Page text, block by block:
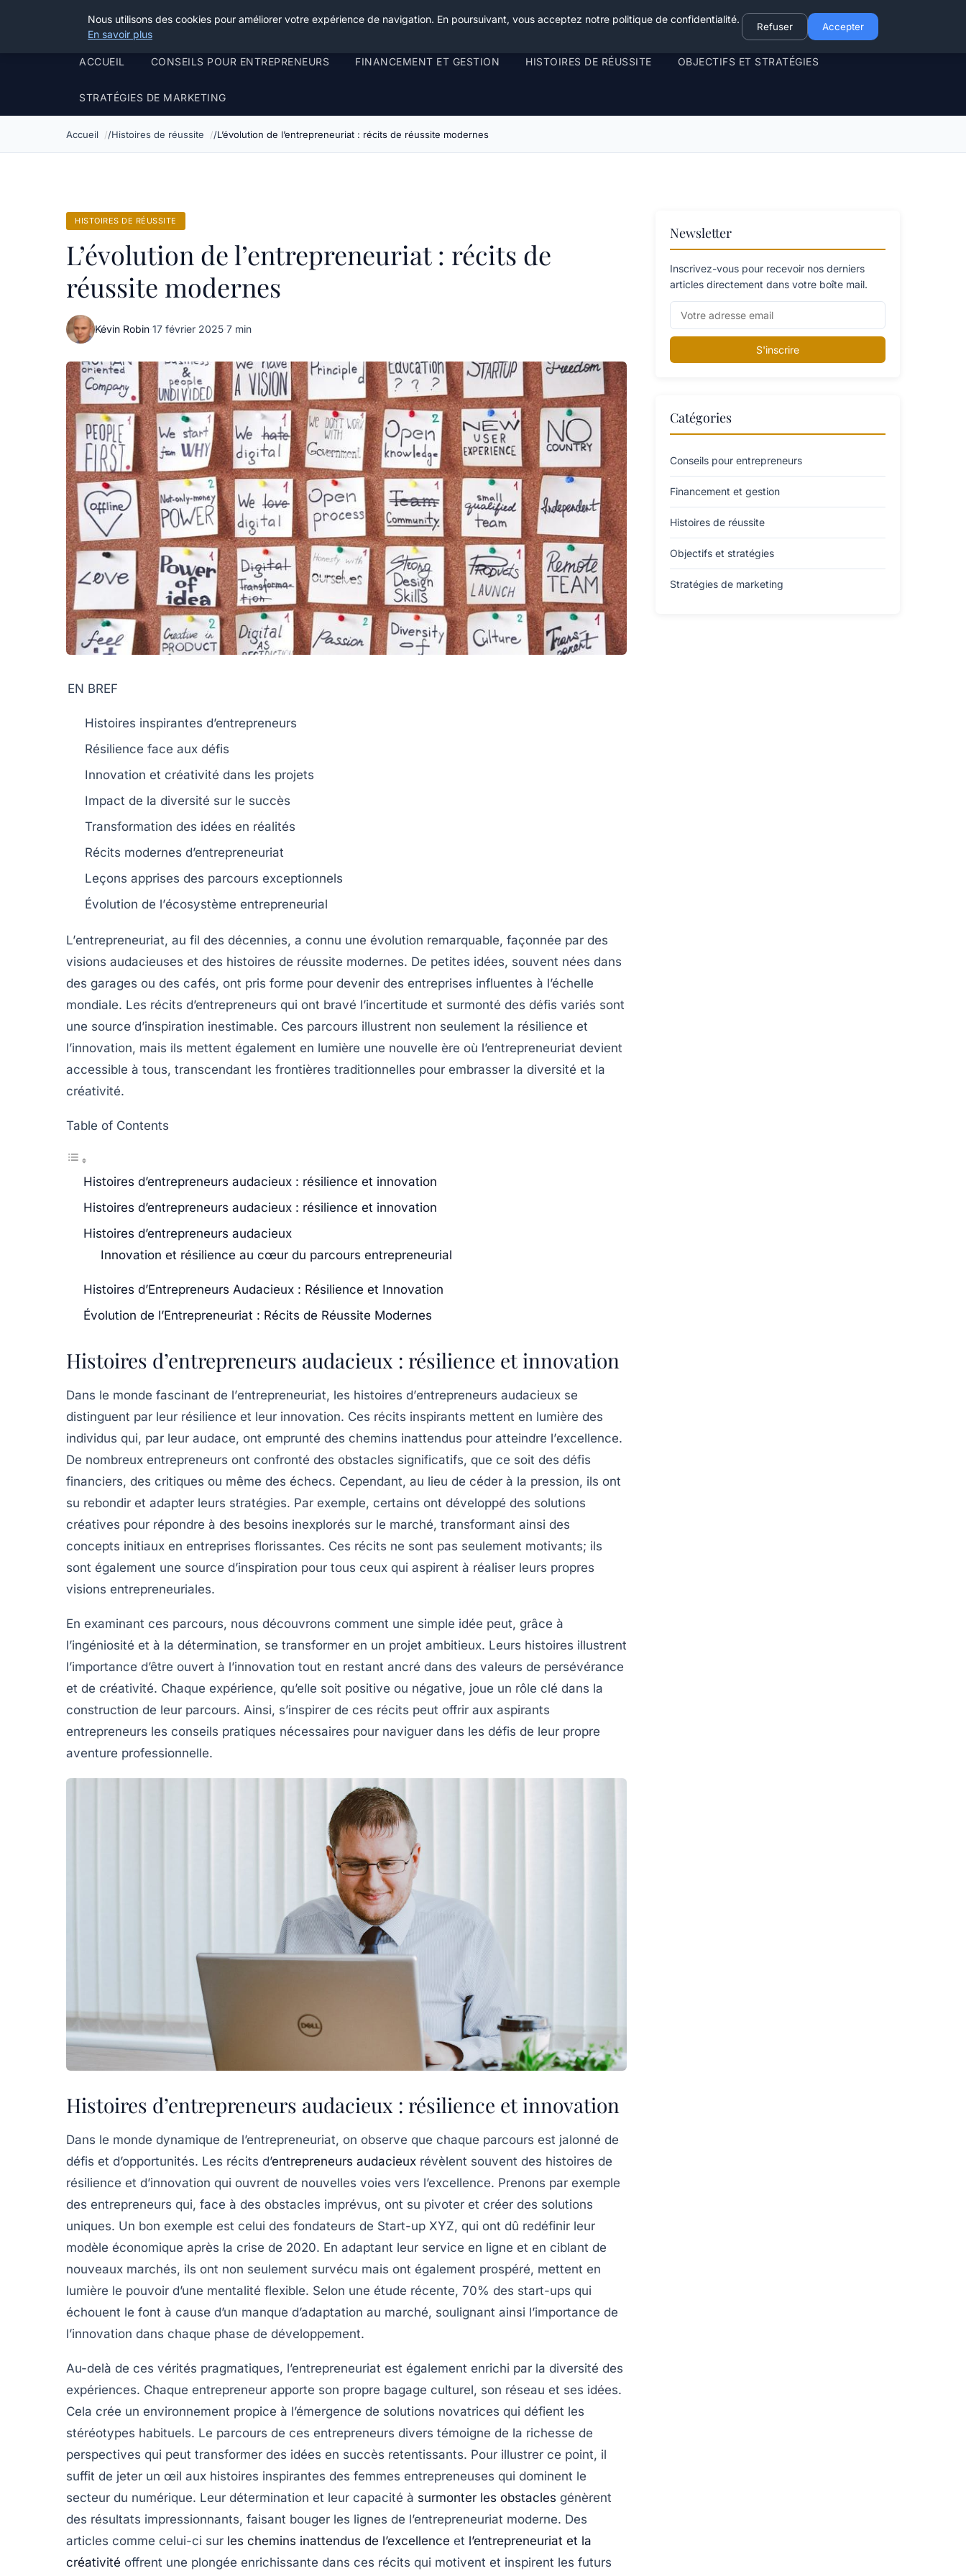
Henry Panky
ACCUEIL CONSEILS POUR ENTREPRENEURS FINANCEMENT ET GESTION HISTOIRES DE RÉUSSITE OBJECTIFS ET STRATÉGIES
STRATÉGIES DE MARKETING
Accueil Histoires de réussite L’évolution de l’entrepreneuriat : récits de réussite modernes
HISTOIRES DE RÉUSSITE
L’évolution de l’entrepreneuriat : récits de
réussite modernes
Kévin Robin·17 février 2025·7 min
EN BREF
Histoires inspirantes d’entrepreneurs
Résilience face aux défis
Innovation et créativité dans les projets
Impact de la diversité sur le succès
Transformation des idées en réalités
Récits modernes d’entrepreneuriat
Leçons apprises des parcours exceptionnels
Évolution de l’écosystème entrepreneurial
L’entrepreneuriat, au fil des décennies, a connu une évolution remarquable, façonnée par des
visions audacieuses et des histoires de réussite modernes. De petites idées, souvent nées dans
des garages ou des cafés, ont pris forme pour devenir des entreprises influentes à l’échelle
mondiale. Les récits d’entrepreneurs qui ont bravé l’incertitude et surmonté des défis variés sont
une source d’inspiration inestimable. Ces parcours illustrent non seulement la résilience et
l’innovation, mais ils mettent également en lumière une nouvelle ère où l’entrepreneuriat devient
accessible à tous, transcendant les frontières traditionnelles pour embrasser la diversité et la
créativité.
Table of Contents
Histoires d’entrepreneurs audacieux : résilience et innovation
Histoires d’entrepreneurs audacieux : résilience et innovation
Histoires d’entrepreneurs audacieux
Innovation et résilience au cœur du parcours entrepreneurial
Histoires d’Entrepreneurs Audacieux : Résilience et Innovation
Évolution de l’Entrepreneuriat : Récits de Réussite Modernes
Histoires d’entrepreneurs audacieux : résilience et innovation
Dans le monde fascinant de l’entrepreneuriat, les histoires d’entrepreneurs audacieux se
distinguent par leur résilience et leur innovation. Ces récits inspirants mettent en lumière des
individus qui, par leur audace, ont emprunté des chemins inattendus pour atteindre l’excellence.
De nombreux entrepreneurs ont confronté des obstacles significatifs, que ce soit des défis
financiers, des critiques ou même des échecs. Cependant, au lieu de céder à la pression, ils ont
su rebondir et adapter leurs stratégies. Par exemple, certains ont développé des solutions
créatives pour répondre à des besoins inexplorés sur le marché, transformant ainsi des
concepts initiaux en entreprises florissantes. Ces récits ne sont pas seulement motivants; ils
sont également une source d’inspiration pour tous ceux qui aspirent à réaliser leurs propres
visions entrepreneuriales.
En examinant ces parcours, nous découvrons comment une simple idée peut, grâce à
l’ingéniosité et à la détermination, se transformer en un projet ambitieux. Leurs histoires illustrent
l’importance d’être ouvert à l’innovation tout en restant ancré dans des valeurs de persévérance
et de créativité. Chaque expérience, qu’elle soit positive ou négative, joue un rôle clé dans la
construction de leur parcours. Ainsi, s’inspirer de ces récits peut offrir aux aspirants
entrepreneurs les conseils pratiques nécessaires pour naviguer dans les défis de leur propre
aventure professionnelle.
Histoires d’entrepreneurs audacieux : résilience et innovation
Dans le monde dynamique de l’entrepreneuriat, on observe que chaque parcours est jalonné de
défis et d’opportunités. Les récits d’entrepreneurs audacieux révèlent souvent des histoires de
résilience et d’innovation qui ouvrent de nouvelles voies vers l’excellence. Prenons par exemple
des entrepreneurs qui, face à des obstacles imprévus, ont su pivoter et créer des solutions
uniques. Un bon exemple est celui des fondateurs de Start-up XYZ, qui ont dû redéfinir leur
modèle économique après la crise de 2020. En adaptant leur service en ligne et en ciblant de
nouveaux marchés, ils ont non seulement survécu mais ont également prospéré, mettent en
lumière le pouvoir d’une mentalité flexible. Selon une étude récente, 70% des start-ups qui
échouent le font à cause d’un manque d’adaptation au marché, soulignant ainsi l’importance de
l’innovation dans chaque phase de développement.
Au-delà de ces vérités pragmatiques, l’entrepreneuriat est également enrichi par la diversité des
expériences. Chaque entrepreneur apporte son propre bagage culturel, son réseau et ses idées.
Cela crée un environnement propice à l’émergence de solutions novatrices qui défient les
stéréotypes habituels. Le parcours de ces entrepreneurs divers témoigne de la richesse de
perspectives qui peut transformer des idées en succès retentissants. Pour illustrer ce point, il
suffit de jeter un œil aux histoires inspirantes des femmes entrepreneuses qui dominent le
secteur du numérique. Leur détermination et leur capacité à surmonter les obstacles génèrent
des résultats impressionnants, faisant bouger les lignes de l’entrepreneuriat moderne. Des
articles comme celui-ci sur les chemins inattendus de l’excellence et l’entrepreneuriat et la
créativité offrent une plongée enrichissante dans ces récits qui motivent et inspirent les futurs
Newsletter
Inscrivez-vous pour recevoir nos derniers
articles directement dans votre boîte mail.
S'inscrire
Catégories
Conseils pour entrepreneurs
Financement et gestion
Histoires de réussite
Objectifs et stratégies
Stratégies de marketing
Nous utilisons des cookies pour améliorer votre expérience de navigation. En poursuivant, vous acceptez notre politique de confidentialité.
En savoir plus
Refuser Accepter